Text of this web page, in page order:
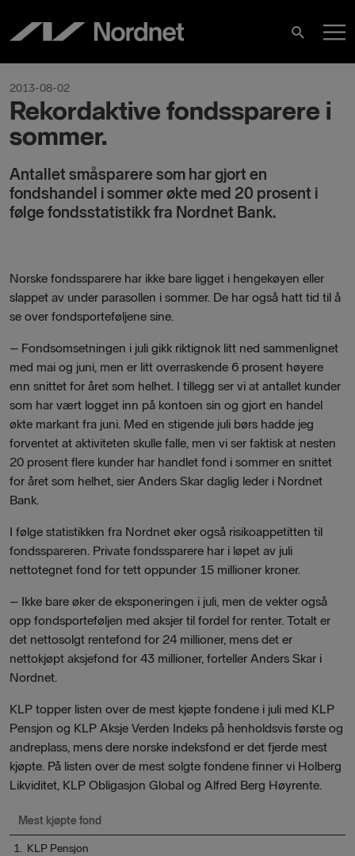
innehåll
Sök
2013-08-02
Rekordaktive fondssparere i
sommer.
Antallet småsparere som har gjort en
fondshandel i sommer økte med 20 prosent i
følge fondsstatistikk fra Nordnet Bank.
Norske fondssparere har ikke bare ligget i hengekøyen eller
slappet av under parasollen i sommer. De har også hatt tid til å
se over fondsporteføljene sine.
– Fondsomsetningen i juli gikk riktignok litt ned sammenlignet
med mai og juni, men er litt overraskende 6 prosent høyere
enn snittet for året som helhet. I tillegg ser vi at antallet kunder
som har vært logget inn på kontoen sin og gjort en handel
økte markant fra juni. Med en stigende juli børs hadde jeg
forventet at aktiviteten skulle falle, men vi ser faktisk at nesten
20 prosent flere kunder har handlet fond i sommer en snittet
for året som helhet, sier Anders Skar daglig leder i Nordnet
Bank.
I følge statistikken fra Nordnet øker også risikoappetitten til
fondsspareren. Private fondssparere har i løpet av juli
nettotegnet fond for tett oppunder 15 millioner kroner.
– Ikke bare øker de eksponeringen i juli, men de vekter også
opp fondsporteføljen med aksjer til fordel for renter. Totalt er
det nettosolgt rentefond for 24 millioner, mens det er
nettokjøpt aksjefond for 43 millioner, forteller Anders Skar i
Nordnet.
KLP topper listen over de mest kjøpte fondene i juli med KLP
Pensjon og KLP Aksje Verden Indeks på henholdsvis første og
andreplass, mens dere norske indeksfond er det fjerde mest
kjøpte. På listen over de mest solgte fondene finner vi Holberg
Likviditet, KLP Obligasjon Global og Alfred Berg Høyrente.
Mest kjøpte fond
1. KLP Pensjon